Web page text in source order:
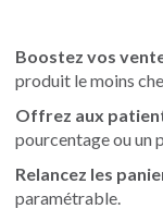
Boostez vos
produit le moins
Offrez aux
pourcentage ou un
Relancez les
paramétrable.